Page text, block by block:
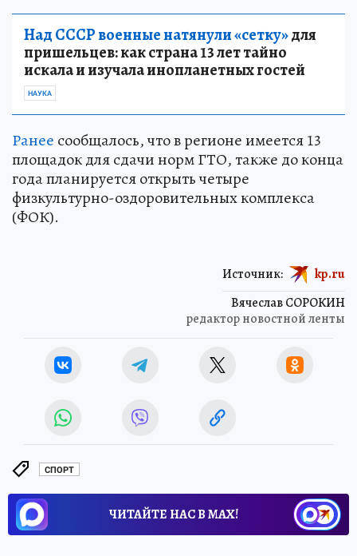
Над СССР военные натянули «сетку»для
пришельцев: как страна 13 лет тайно
искала и изучала инопланетных гостей
НАУКА
Ранее сообщалось, что в регионе имеется 13
площадок для сдачи норм ГТО, также до конца
года планируется открыть четыре
физкультурно-оздоровительных комплекса
(ФОК).
Вячеслав СОРОКИН
редактор новостной ленты
Источник: kp.ru
СПОРТ
ЧИТАЙТЕ НАС В МАХ!